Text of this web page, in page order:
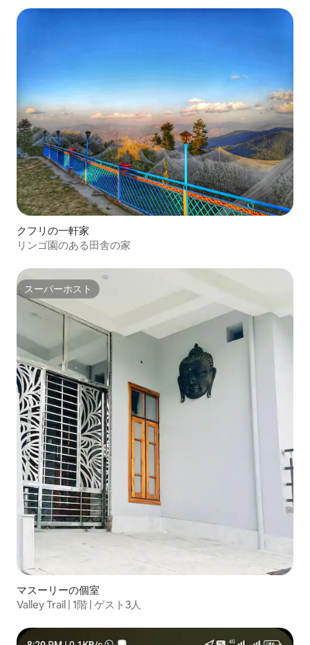
クフリの一軒家
リンゴ園のある田舎の家
スーパーホスト
スーパーホスト
マスーリーの個室
Valley Trail | 1階 | ゲスト3人